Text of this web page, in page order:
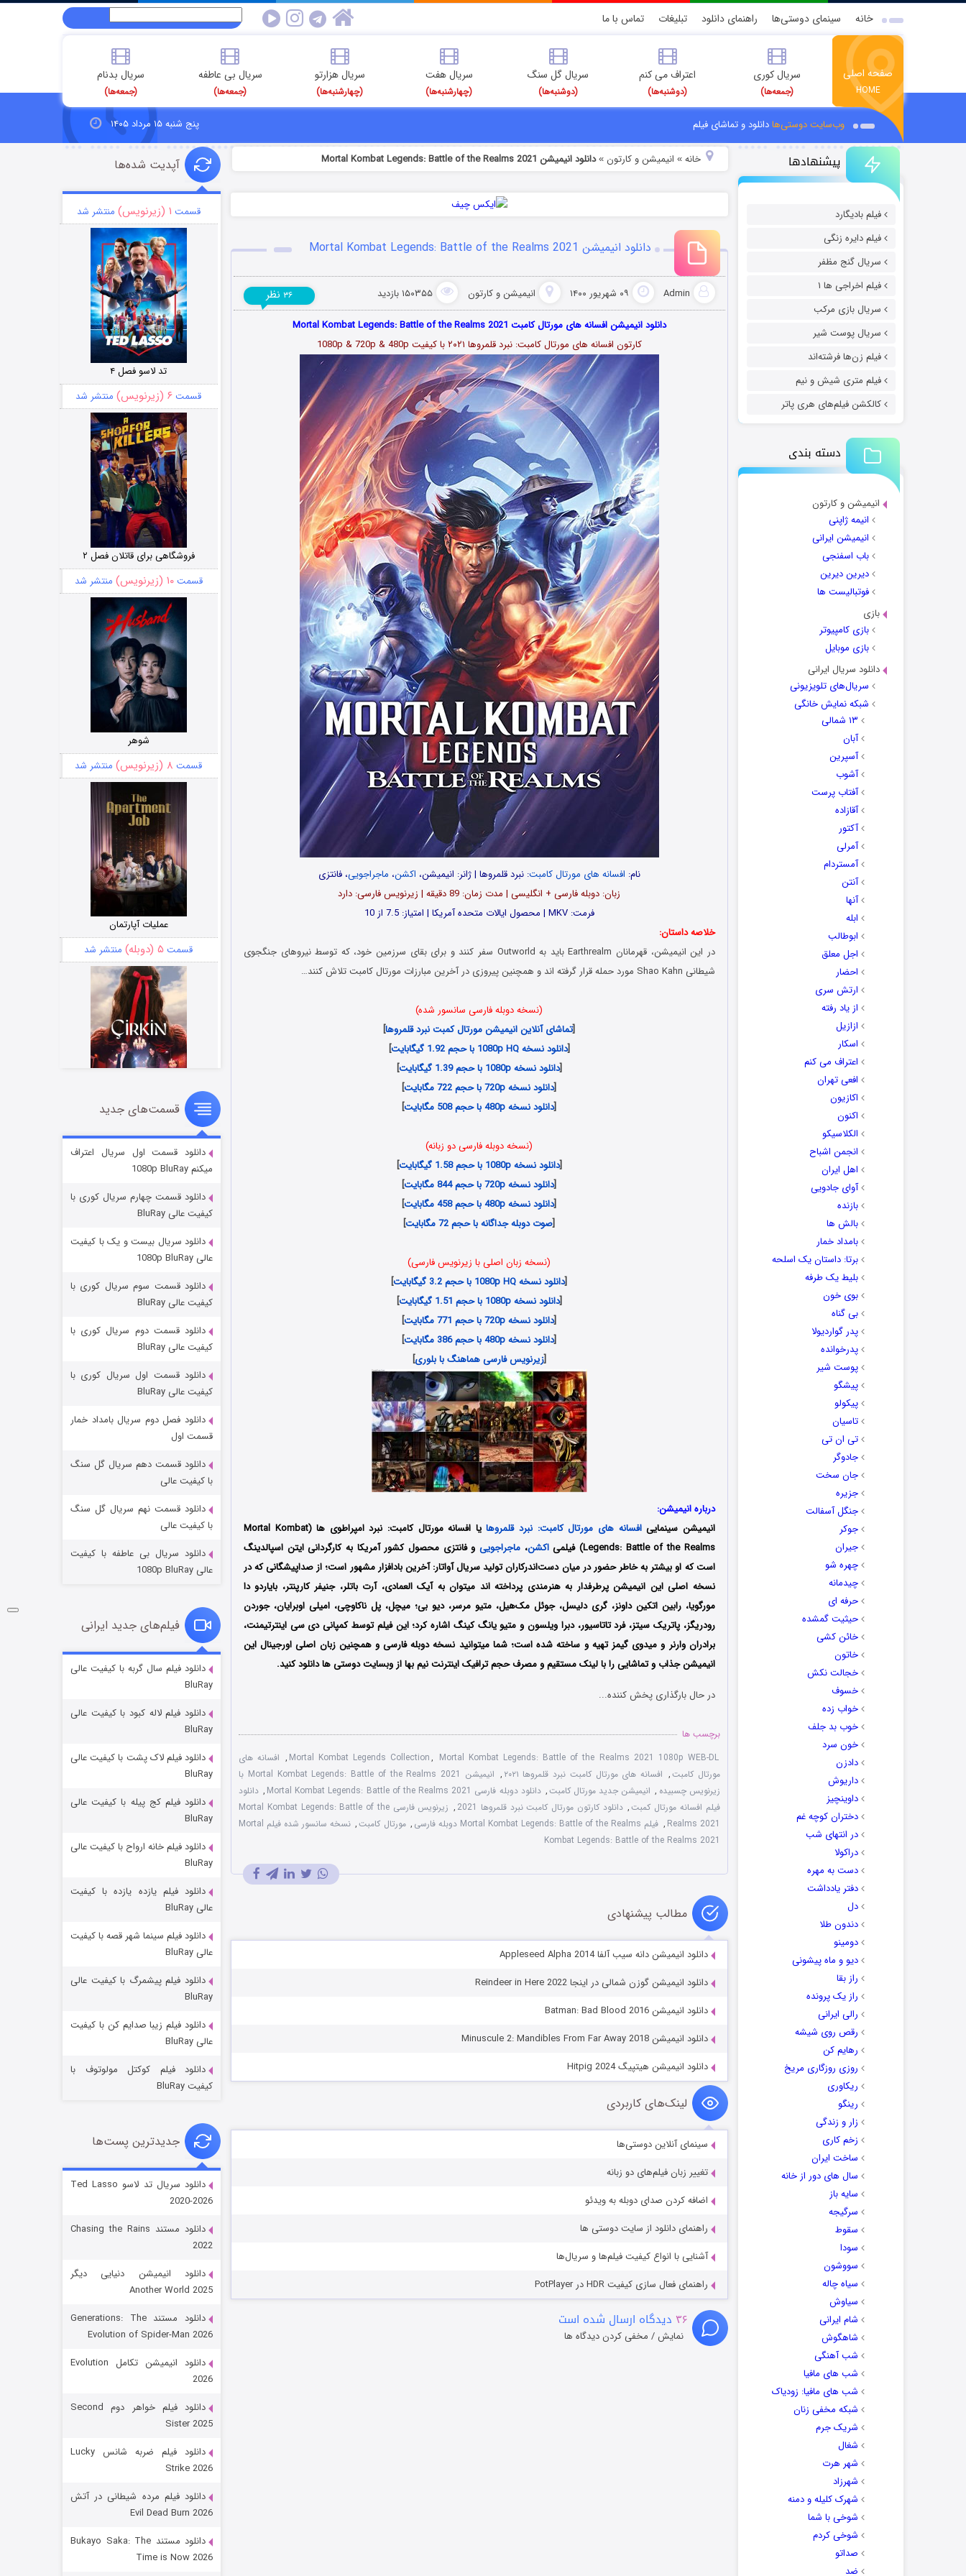
خانه سینمای دوستی‌ها راهنمای دانلود تبلیغات تماس با ما
صفحه اصلی
HOME
سریال کوری
(جمعه‌ها)
اعتراف می کنم
(دوشنبه‌ها)
سریال گل سنگ
(دوشنبه‌ها)
سریال هفت
(چهارشنبه‌ها)
سریال هزارتو
(چهارشنبه‌ها)
سریال بی عاطفه
(جمعه‌ها)
سریال بدنام
(جمعه‌ها)
وب‌سایت دوستی‌هادانلود و تماشای فیلم پنج شنبه ۱۵ مرداد ۱۴۰۵
پیشنهادها
فیلم بادیگارد
فیلم دایره زنگی
سریال گنج مظفر
فیلم اخراجی ها ۱
سریال بازی مرکب
سریال پوست شیر
فیلم زن‌ها فرشته‌اند
فیلم متری شیش و نیم
کالکشن فیلم‌های هری پاتر
دسته بندی
انیمیشن و کارتون
انیمه ژاپنی
انیمیشن ایرانی
باب اسفنجی
دیرین دیرین
فوتبالیست ها
بازی
بازی کامپیوتر
بازی موبایل
دانلود سریال ایرانی
سریال‌های تلویزیونی
شبکه نمایش خانگی
۱۳ شمالی
آبان
آسپرین
آشوب
آفتاب پرست
آقازاده
آکتور
آمرلی
آمستردام
آنتن
آنها
ابله
ابوطالب
اجل معلق
احضار
ارتش سری
از یاد رفته
ازازیل
اسکار
اعتراف می کنم
افعی تهران
اکازیون
اکنون
الکلاسیکو
انجمن اشباح
اهل ایران
آوای جادویی
بازنده
بالش ها
بامداد خمار
برتا: داستان یک اسلحه
بلیط یک‌‌ طرفه
بوی خون
بی گناه
پدر گواردیولا
پدرخوانده
پوست شیر
پیشگو
پیکولو
تاسیان
تی ان تی
جادوگر
جان سخت
جزیره
جنگل آسفالت
جوکر
جیران
چهره شو
چیدمانه
حرفه ای
حیثیت گمشده
خائن کشی
خاتون
خجالت نکش
خسوف
خواب زده
خوب بد جلف
خون سرد
دادزن
داریوش
داوینچیز
دختران کوچه غم
در انتهای شب
دراکولا
دست به مهره
دفتر یادداشت
دل
دندون طلا
دومینو
دیو و ماه پیشونی
راز بقا
راز یک پرونده
رالی ایرانی
رقص روی شیشه
رهایم کن
روزی روزگاری مریخ
ریکاوری
رینگو
زار و زندگی
زخم کاری
ساخت ایران
سال های دور از خانه
سایه باز
سرگیجه
سقوط
سودا
سووشون
سیاه چاله
سیاوش
شام ایرانی
شاهگوش
شب آهنگی
شب های مافیا
شب های مافیا: زودیاک
شبکه مخفی زنان
شریک جرم
شغال
شهر هرت
شهرزاد
شهرک کلیله و دمنه
شوخی با شما
شوخی کردم
صداتو
ضد
خانه» انیمیشن و کارتون »دانلود انیمیشن Mortal Kombat Legends: Battle of the Realms 2021
دانلود انیمیشن Mortal Kombat Legends: Battle of the Realms 2021
Admin ۰۹ شهریور ۱۴۰۰ انیمیشن و کارتون ۱۵۰۳۵۵ بازدید ۳۶ نظر
دانلود انیمیشن افسانه های مورتال کامبت Mortal Kombat Legends: Battle of the Realms 2021
کارتون افسانه های مورتال کامبت: نبرد قلمروها ۲۰۲۱با کیفیت 1080p & 720p & 480p
نام: افسانه های مورتال کامبت: نبرد قلمروها | ژانر: انیمیشن، اکشن، ماجراجویی، فانتزی
زبان: دوبله فارسی + انگلیسی | مدت زمان: 89 دقیقه | زیرنویس فارسی: دارد
فرمت: MKV | محصول ایالات متحده آمریکا | امتیاز: 7.5 از 10
خلاصه داستان:
در این انیمیشن، قهرمانان Earthrealm باید به Outworld سفر کنند و برای بقای سرزمین خود، که توسط نیروهای جنگجوی
شیطانی Shao Kahn مورد حمله قرار گرفته اند و همچنین پیروزی در آخرین مبارزات مورتال کامبت تلاش کنند…
(نسخه دوبله فارسی سانسور شده)
[تماشای آنلاین انیمیشن مورتال کمبت نبرد قلمروها]
[دانلود نسخه 1080p HQ با حجم 1.92 گیگابایت
]
[دانلود نسخه 1080p با حجم 1.39 گیگابایت
]
[دانلود نسخه 720p با حجم 722 مگابایت
]
[دانلود نسخه 480p با حجم 508 مگابایت ]
(نسخه دوبله فارسی دو زبانه)
[دانلود نسخه 1080p با حجم 1.58 گیگابایت
]
[دانلود نسخه 720p با حجم 844 مگابایت
]
[دانلود نسخه 480p با حجم 458 مگابایت
]
[صوت دوبله جداگانه با حجم 72 مگابایت ]
(نسخه زبان اصلی با زیرنویس فارسی)
[دانلود نسخه 1080p HQ با حجم 3.2 گیگابایت
]
[دانلود نسخه 1080p با حجم 1.51 گیگابایت
]
[دانلود نسخه 720p با حجم 771 مگابایت
]
[دانلود نسخه 480p با حجم 386 مگابایت
]
[زیرنویس فارسی هماهنگ با بلوری]
درباره انیمیشن:
انیمیشن سینماییافسانه های مورتال کامبت: نبرد قلمروها
یا افسانه مورتال کامبت: نبرد امپراطوی ها (Mortal Kombat
Legends: Battle of the Realms) فیلمی
اکشن، ماجراجوییو فانتزی محصول کشور آمریکا به کارگردانی ایتن اسپالدینگ
است که او بیشتر به خاطر حضور در میان دست‌اندرکاران تولید سریال آواتار: آخرین بادافزار مشهور است؛ از صداپیشگانی که در
نسخه اصلی این انیمیشن پرطرفدار به هنرمندی پرداخته اند میتوان به آیک العمادی، آرت باتلر، جنیفر کارپنتر، بایاردو دا
مورگویا، رابین اتکین داونز، گری دلیسل، جوئل مک‌هیل، متیو مرسر، دیو بی؛ میچل، پل ناکاوچی، امیلی اوبرایان، جوردن
رودریگز، پاتریک سیتز، فرد تاتاسیور، دبرا ویلسون و متیو یانگ کینگ اشاره کرد؛ این فیلم توسط کمپانی دی سی اینترتیمنت،
برادران وارنر و میدوی گیمز تهیه و ساخته شده است؛ شما میتوانید نسخه دوبله فارسی و همچنین زبان اصلی اورجینال این
انیمیشن جذاب و تماشایی را با لینک مستقیم و مصرف حجم ترافیک اینترنت نیم بها از وبسایت دوستی ها دانلود کنید.
در حال بارگذاری پخش کننده...
برچسب ها
Mortal Kombat Legends Collection, Mortal Kombat Legends: Battle of the Realms 2021 1080p WEB-DL
, افسانه های
مورتال کامبت, افسانه های مورتال کامبت نبرد قلمروها ۲۰۲۱ ,
انیمیشن Mortal Kombat Legends: Battle of the Realms 2021 با
زیرنویس چسبیده , انیمیشن جدید مورتال کامبت, دانلود دوبله فارسی Mortal Kombat Legends: Battle of the Realms 2021 , دانلود
فیلم افسانه مورتال کمبت, دانلود کارتون مورتال کامبت نبرد قلمروها 2021 ,
زیرنویس فارسی Mortal Kombat Legends: Battle of the
Realms 2021
, فیلم Mortal Kombat Legends: Battle of the Realms دوبله فارسی , مورتال کامبت,
نسخه سانسور شده فیلم Mortal
Kombat Legends: Battle of the Realms 2021
مطالب پیشنهادی
دانلود انیمیشن دانه سیب آلفا Appleseed Alpha 2014
دانلود انیمیشن گوزن شمالی در اینجا Reindeer in Here 2022
دانلود انیمیشن Batman: Bad Blood 2016
دانلود انیمیشن Minuscule 2: Mandibles From Far Away 2018
دانلود انیمیشن هیتپیگ Hitpig 2024
لینک‌های کاربردی
سینمای آنلاین دوستی‌ها
تغییر زبان فیلم‌های دو زبانه
اضافه کردن صدای دوبله به ویدئو
راهنمای دانلود از سایت دوستی ها
آشنایی با انواع کیفیت فیلم‌ها و سریال‌ها
راهنمای فعال سازی کیفیت HDR در PotPlayer
۳۶ دیدگاه ارسال شده است
نمایش / مخفی کردن دیدگاه ها
آپدیت شده‌ها
قسمت ۱ (زیرنویس) منتشر شد
تد لاسو فصل ۴
قسمت ۶ (زیرنویس) منتشر شد
فروشگاهی برای قاتلان فصل ۲
قسمت۱۰ (زیرنویس) منتشر شد
شوهر
قسمت ۸ (زیرنویس) منتشر شد
عملیات آپارتمان
قسمت ۵ (دوبله) منتشر شد
سریال زشت
قسمت۲ (زیرنویس) منتشر شد
مردگان متحرک: شهر مرده ۳
شکست استوارت در نجات جهان
قسمت ۷ (زیرنویس) منتشر شد
شوگر فصل ۲
قسمت
خاندان اژدها فصل ۳
جادوگری در مغولستان
قسمت
رویایی برای تو
قسمت
قسمت‌های جدید
دانلود قسمت اول سریال اعتراف
میکنم 1080p BluRay
دانلود قسمت چهارم سریال کوری با
کیفیت عالی BluRay
دانلود سریال بیست و یک با کیفیت
عالی 1080p BluRay
دانلود قسمت سوم سریال کوری با
کیفیت عالی BluRay
دانلود قسمت دوم سریال کوری با
کیفیت عالی BluRay
دانلود قسمت اول سریال کوری با
کیفیت عالی BluRay
دانلود فصل دوم سریال بامداد خمار
قسمت اول
دانلود قسمت دهم سریال گل سنگ
با کیفیت عالی
دانلود قسمت نهم سریال گل سنگ
با کیفیت عالی
دانلود سریال بی عاطفه با کیفیت
عالی 1080p BluRay
فیلم‌های جدید ایرانی
دانلود فیلم سال گربه با کیفیت عالی
BluRay
دانلود فیلم لاله کبود با کیفیت عالی
BluRay
دانلود فیلم لاک پشت با کیفیت عالی
BluRay
دانلود فیلم کج‌ پیله با کیفیت عالی
BluRay
دانلود فیلم خانه ارواح با کیفیت عالی
BluRay
دانلود فیلم یازده یازده با کیفیت
عالی BluRay
دانلود فیلم سینما شهر قصه با کیفیت
عالی BluRay
دانلود فیلم پیشمرگ با کیفیت عالی
BluRay
دانلود فیلم زیبا صدایم کن با کیفیت
عالی BluRay
دانلود فیلم کوکتل مولوتوف با
کیفیت BluRay
جدیدترین پست‌ها
دانلود سریال تد لاسو Ted Lasso
2020-2026
دانلود مستند Chasing the Rains
2022
دانلود انیمیشن دنیایی دیگر
Another World 2025
دانلود مستند Generations: The
Evolution of Spider-Man 2026
دانلود انیمیشن تکامل Evolution
2026
دانلود فیلم خواهر دوم Second
Sister 2025
دانلود فیلم ضربه شانس Lucky
Strike 2026
دانلود فیلم مرده شیطانی در آتش
Evil Dead Burn 2026
دانلود مستند Bukayo Saka: The
Time is Now 2026